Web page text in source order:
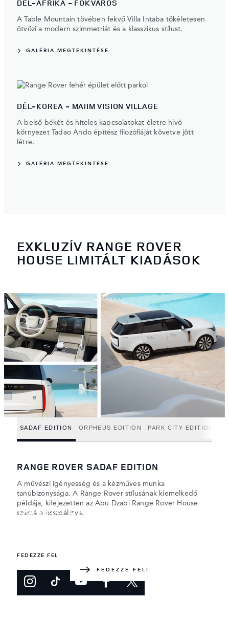
DÉL-AFRIKA - FOKVÁROS
A Table Mountain tövében fekvő Villa Intaba tökéletesen
ötvözi a modern szimmetriát és a klasszikus stílust.
GALÉRIA MEGTEKINTÉSE
DÉL-KOREA - MAIIM VISION VILLAGE
A belső békét és hiteles kapcsolatokat életre hívó
környezet Tadao Ando építész filozófiáját követve jött
létre.
GALÉRIA MEGTEKINTÉSE
EXKLUZÍV RANGE ROVER
HOUSE LIMITÁLT KIADÁSOK
SADAF EDITION ORPHEUS EDITION PARK CITY EDITION
RANGE ROVER SADAF EDITION
A művészi igényesség és a kézműves munka
tanúbizonysága. A Range Rover stílusának kiemelkedő
példája, kifejezetten az Abu Dzabi Range Rover House
számára összeállítva.
RANGE ROVER FELFEDEZÉSE
FEDEZZE FEL!
FEDEZZE FEL